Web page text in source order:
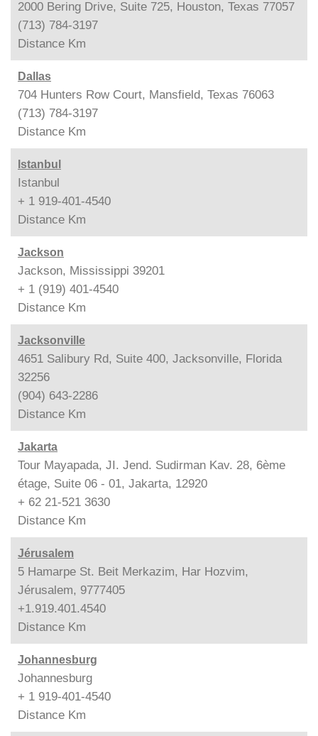
2000 Bering Drive, Suite 725, Houston, Texas 77057
(713) 784-3197
Distance Km
Dallas
704 Hunters Row Court, Mansfield, Texas 76063
(713) 784-3197
Distance Km
Istanbul
Istanbul
+ 1 919-401-4540
Distance Km
Jackson
Jackson, Mississippi 39201
+ 1 (919) 401-4540
Distance Km
Jacksonville
4651 Salibury Rd, Suite 400, Jacksonville, Florida
32256
(904) 643-2286
Distance Km
Jakarta
Tour Mayapada, JI. Jend. Sudirman Kav. 28, 6ème
étage, Suite 06 - 01, Jakarta, 12920
+ 62 21-521 3630
Distance Km
Jérusalem
5 Hamarpe St. Beit Merkazim, Har Hozvim,
Jérusalem, 9777405
+1.919.401.4540
Distance Km
Johannesburg
Johannesburg
+ 1 919-401-4540
Distance Km